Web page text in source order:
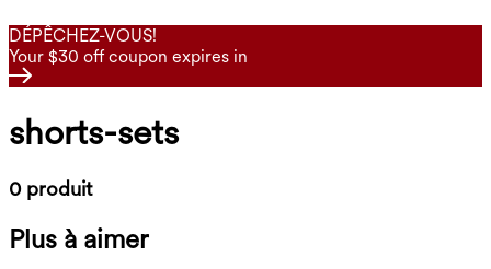
DÉPÊCHEZ-VOUS!
Your $30 off coupon expires in
shorts-sets
0 produit
Plus à aimer